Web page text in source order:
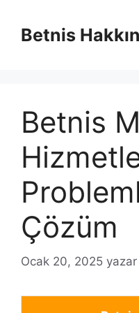
Betnis
Betnis
Çözüm
Ocak 20, 2025 yazar